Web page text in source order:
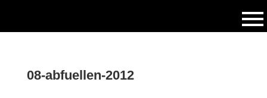
08-abfuellen-2012